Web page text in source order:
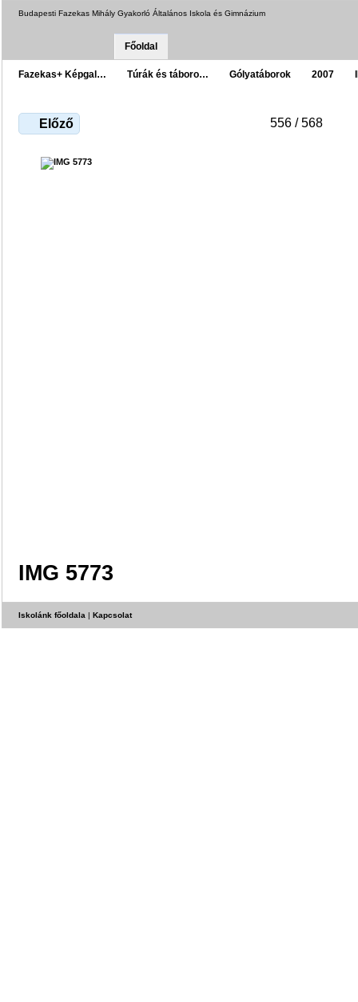
Budapesti Fazekas Mihály Gyakorló Általános Iskola és Gimnázium
Főoldal
Fazekas+ Képgal… Túrák és táboro… Gólyatáborok 2007
Előző 556 / 568
IMG 5773
Iskolánk főoldala | Kapcsolat